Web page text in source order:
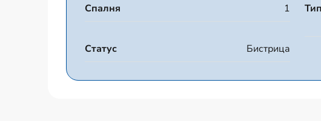
Спалня
1 Тип
Статус
Бистрица